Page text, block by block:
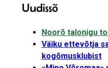
Uudissõ
Noorõ talonigu
Väiku ettevõtja
kogõmusklubist